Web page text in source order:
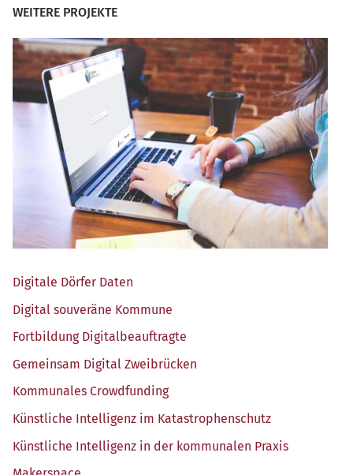
WEITERE PROJEKTE
Digi­ta­le Dör­fer Daten
Digi­tal sou­ve­rä­ne Kommune
Fort­bil­dung Digitalbeauftragte
Gemein­sam Digi­tal Zweibrücken
Kom­mu­na­les Crowdfunding
Künst­li­che Intel­li­genz im Katastrophenschutz
Künst­li­che Intel­li­genz in der kom­mu­na­len Praxis